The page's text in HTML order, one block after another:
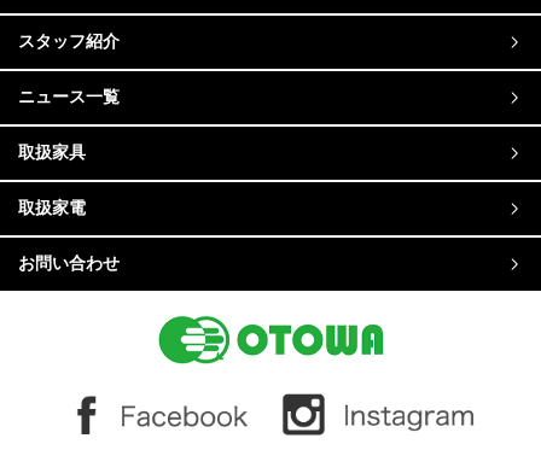
スタッフ紹介
ニュース一覧
取扱家具
取扱家電
お問い合わせ